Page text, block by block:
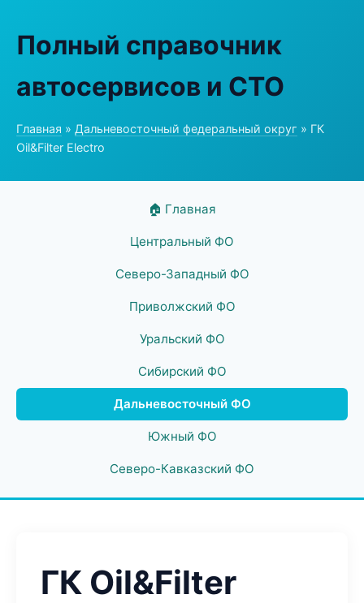
Полный справочник
автосервисов и СТО
Главная » Дальневосточный федеральный округ » ГК
Oil&Filter Electro
🏠 Главная
Центральный ФО
Северо-Западный ФО
Приволжский ФО
Уральский ФО
Сибирский ФО
Дальневосточный ФО
Южный ФО
Северо-Кавказский ФО
ГК Oil&Filter